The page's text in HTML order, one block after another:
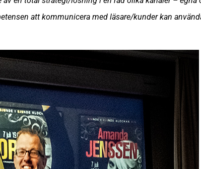
att kommunicera med läsare/kunder kan